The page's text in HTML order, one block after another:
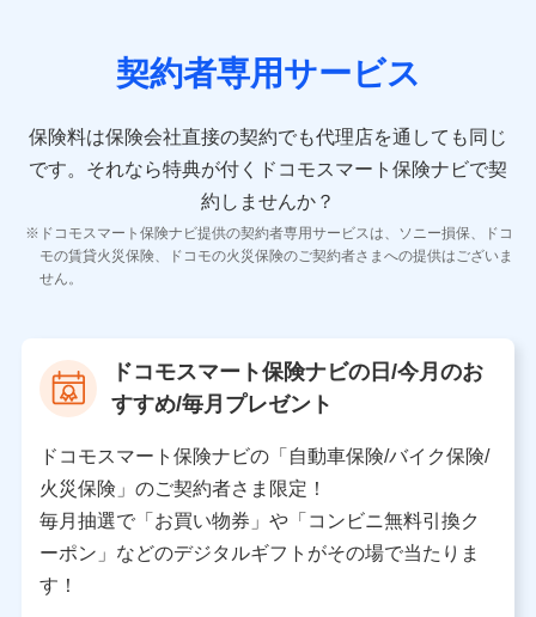
10.受託業務の 個人情報
11.マイカー通勤管理クラウド並びに法人向けASPサー
ビスに関してのお問い合わせ情報
各種お問い合わせに対応するため
当社のサービスに関する情報提供や、皆様に有用なお知らせ
をお送りするため
当社の対応品質向上やお問い合わせ内容の正確な把握のため
個人情報保護管理者の職名、連絡先
〒103-0013 東京都中央区日本橋人形町2-14-10 アー
バンネット日本橋ビル 3F
株式会社ドコモ・インシュアランス
個人情報の第三者提供について
契約者専用サービス
保険料は保険会社直接の契約でも代理店を通しても同じ
です。 それなら特典が付くドコモスマート保険ナビで契
約しませんか？
ドコモスマート保険ナビ提供の契約者専用サービスは、ソニー損保、ドコ
モの賃貸火災保険、ドコモの火災保険のご契約者さまへの提供はございま
せん。
ドコモスマート保険ナビの日/今月のお
すすめ/毎月プレゼント
ドコモスマート保険ナビの「自動車保険/バイク保険/
火災保険」のご契約者さま限定！
毎月抽選で「お買い物券」や「コンビニ無料引換ク
ーポン」などのデジタルギフトがその場で当たりま
す！